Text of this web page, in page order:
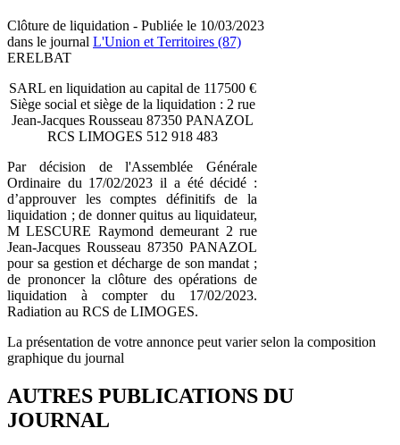
Clôture de liquidation - Publiée le 10/03/2023
dans le journal L'Union et Territoires (87)
ERELBAT
SARL en liquidation au capital de 117500 €
Siège social et siège de la liquidation : 2 rue
Jean-Jacques Rousseau 87350 PANAZOL
RCS LIMOGES 512 918 483
Par décision de l'Assemblée Générale
Ordinaire du 17/02/2023 il a été décidé :
d’approuver les comptes définitifs de la
liquidation ; de donner quitus au liquidateur,
M LESCURE Raymond demeurant 2 rue
Jean-Jacques Rousseau 87350 PANAZOL
pour sa gestion et décharge de son mandat ;
de prononcer la clôture des opérations de
liquidation à compter du 17/02/2023.
Radiation au RCS de LIMOGES.
La présentation de votre annonce peut varier selon la composition
graphique du journal
AUTRES PUBLICATIONS DU
JOURNAL